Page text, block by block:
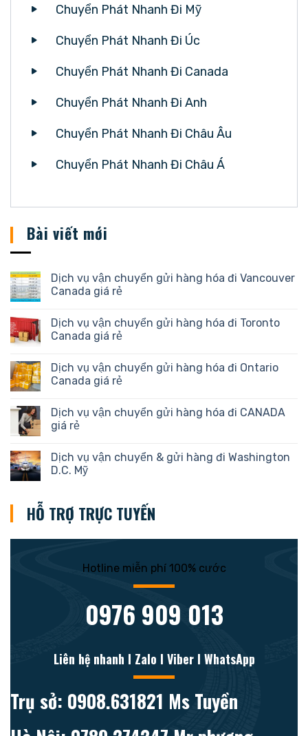
Chuyển Phát Nhanh Đi Mỹ
Chuyển Phát Nhanh Đi Úc
Chuyển Phát Nhanh Đi Canada
Chuyển Phát Nhanh Đi Anh
Chuyển Phát Nhanh Đi Châu Âu
Chuyển Phát Nhanh Đi Châu Á
Bài viết mới
Dịch vụ vận chuyển gửi hàng hóa đi Vancouver
Canada giá rẻ
Dịch vụ vận chuyển gửi hàng hóa đi Toronto
Canada giá rẻ
Dịch vụ vận chuyển gửi hàng hóa đi Ontario
Canada giá rẻ
Dịch vụ vận chuyển gửi hàng hóa đi CANADA
giá rẻ
Dịch vụ vận chuyển & gửi hàng đi Washington
D.C. Mỹ
HỖ TRỢ TRỰC TUYẾN
Hotline miễn phí 100% cước
0976 909 013
Liên hệ nhanh l Zalo l Viber l WhatsApp
Trụ sở: 0908.631821 Ms Tuyền